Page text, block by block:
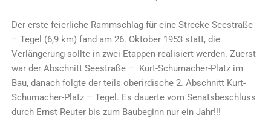
Der erste feierliche Rammschlag für eine Strecke Seestraße
– Tegel (6,9 km) fand am 26. Oktober 1953 statt, die
Verlängerung sollte in zwei Etappen realisiert werden. Zuerst
war der Abschnitt Seestraße – Kurt-Schumacher-Platz im
Bau, danach folgte der teils oberirdische 2. Abschnitt Kurt-
Schumacher-Platz – Tegel. Es dauerte vom Senatsbeschluss
durch Ernst Reuter bis zum Baubeginn nur ein Jahr!!!